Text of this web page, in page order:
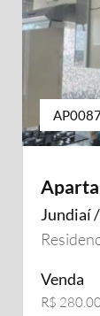
Jundiaí
Venda
R$